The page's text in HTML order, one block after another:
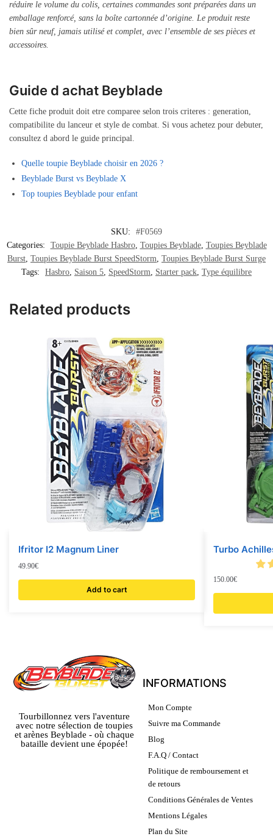
réduire le volume du colis, certaines commandes sont préparées dans un
emballage renforcé, sans la boîte cartonnée d’origine. Le produit reste
bien sûr neuf, jamais utilisé et complet, avec l’ensemble de ses pièces et
accessoires.
Guide d achat Beyblade
Cette fiche produit doit etre comparee selon trois criteres : generation,
compatibilite du lanceur et style de combat. Si vous achetez pour debuter,
consultez d abord le guide principal.
Quelle toupie Beyblade choisir en 2026 ?
Beyblade Burst vs Beyblade X
Top toupies Beyblade pour enfant
SKU:
#F0569
Categories:
Toupie Beyblade Hasbro, Toupies Beyblade, Toupies Beyblade
Burst Toupies Beyblade Burst SpeedStorm Toupies Beyblade Burst Surge
Tags:
Hasbro Saison 5 SpeedStorm Starter pack Type équilibre
Related products
Ifritor I2 Magnum Liner
49.90€
Add to cart
Turbo
150.00€
Tourbillonnez vers l'aventure
avec notre sélection de toupies
et arènes Beyblade - où chaque
bataille devient une épopée!
INFORMATIONS
Mon Compte
Suivre ma Commande
Blog
F.A.Q / Contact
Politique de remboursement et
de retours
Conditions Générales de Ventes
Mentions Légales
Plan du Site